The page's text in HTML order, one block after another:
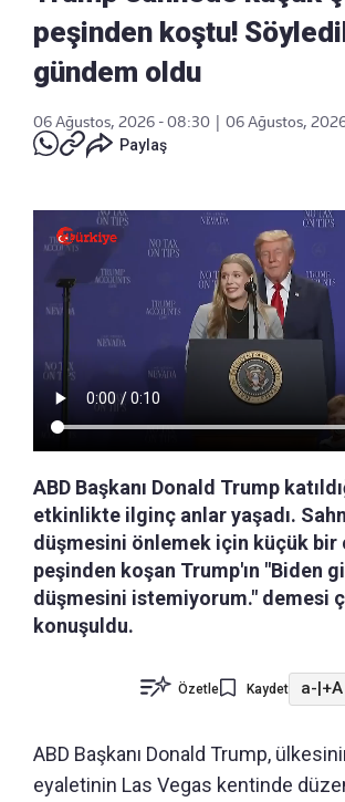
peşinden koştu!
gündem oldu
06 Ağustos, 2026 - 08:30
06 Ağustos,
Paylaş
ABD Başkanı Donald Trump
etkinlikte ilginç anlar yaşadı.
düşmesini önlemek için küçük bir
peşinden koşan Trump'ın "Biden
düşmesini istemiyorum." demesi
konuşuldu.
Özetle Kaydet a- +A
ABD Başkanı Donald Trump,
eyaletinin Las Vegas kentinde